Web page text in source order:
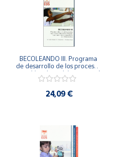
BECOLEANDO III. Programa
de desarrollo de los procesos
cognitivos intervinientes en el
lenguaje, para la mejor
24,09 €